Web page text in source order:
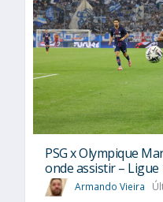
PSG x Olympique
onde assistir – Ligue
Armando Vieira